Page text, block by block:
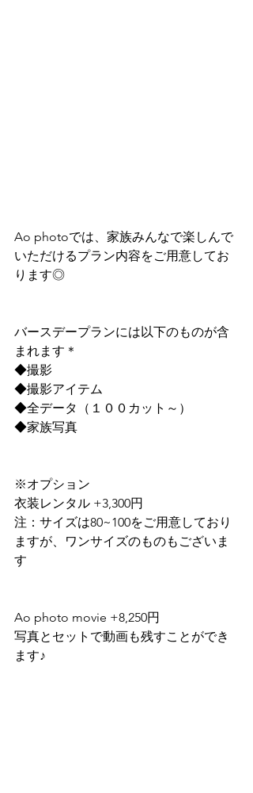
Ao photoでは、家族みんなで楽しんで
いただけるプラン内容をご用意してお
ります◎
バースデープランには以下のものが含
まれます＊
◆撮影
◆撮影アイテム
◆全データ（１００カット～）
◆家族写真
※オプション
衣装レンタル +3,300円
注：サイズは80~100をご用意しており
ますが、ワンサイズのものもございま
す
Ao photo movie +8,250円
写真とセットで動画も残すことができ
ます♪